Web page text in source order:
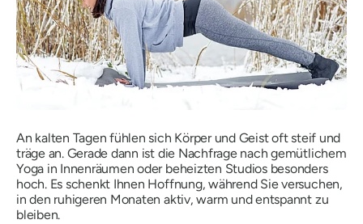
An kalten Tagen fühlen sich Körper und Geist oft steif und
träge an. Gerade dann ist die Nachfrage nach gemütlichem
Yoga in Innenräumen oder beheizten Studios besonders
hoch. Es schenkt Ihnen Hoffnung, während Sie versuchen,
in den ruhigeren Monaten aktiv, warm und entspannt zu
bleiben.